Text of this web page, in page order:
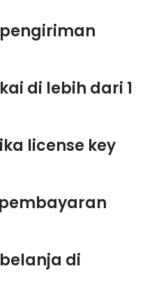
di lebih dari 1
license key
di